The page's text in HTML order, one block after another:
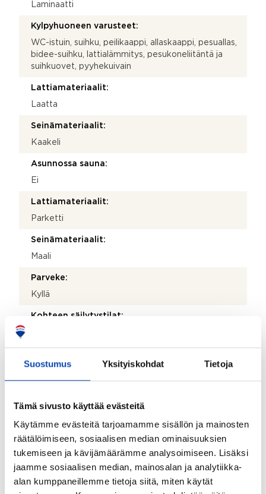
Suostumus Yksityiskohdat Tietoja
Tämä sivusto käyttää evästeitä
Käytämme evästeitä tarjoamamme sisällön ja mainosten
räätälöimiseen, sosiaalisen median ominaisuuksien
tukemiseen ja kävijämäärämme analysoimiseen. Lisäksi
jaamme sosiaalisen median, mainosalan ja analytiikka-
alan kumppaneillemme tietoja siitä, miten käytät
Laminaatti
Kylpyhuoneen varusteet:
WC-istuin, suihku, peilikaappi, allaskaappi, pesuallas,
bidee-suihku, lattialämmitys, pesukoneliitäntä ja
suihkuovet, pyyhekuivain
Lattiamateriaalit:
Laatta
Seinämateriaalit:
Kaakeli
Asunnossa sauna:
Ei
Lattiamateriaalit:
Parketti
Seinämateriaalit:
Maali
Parveke:
Kyllä
Kohteen säilytystilat:
Ei
Kohde on liitetty tietoliikenneverkkoon:
Myyjän aikana huoneistoon tehdyt toimenpiteet:
2013 on remontoitu keittiö kokonaan ja myös uusittu